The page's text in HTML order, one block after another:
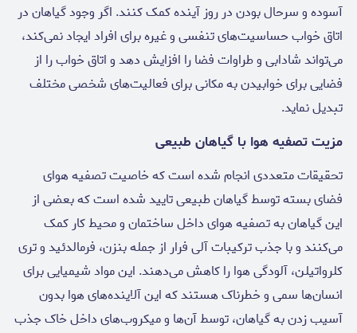
آسوده و سرحال بودن در روز آینده کمک کنند. اگر وجود گیاهان در
اتاق خواب حساسیت‌های تنفسی و غیره برای افراد ایجاد نمی‌کند،
می‌تواند شادابی و طراوات فضا را افزایش دهد و اتاق خواب را از
فضایی برای خوابیدن به مکانی برای فعالیت‌های شخصی مختلف
تبدیل نماید.
مزیت تصفیه‌ هوا با گیاهان طبیعی
تحقیقات متعددی انجام شده است که خاصیت تصفیه‌ هوای
فضای بسته توسط گیاهان طبیعی تایید شده است که بعضی از
این گیاهان به تصفیه‌ هوای داخل ساختمان و محیط کار کمک
می‌کنند و با جذب ترکیبات آلی فرار از جمله بنزن، فرمالدئید و تری
کلرواتیلن، آلودگی هوا را کاهش می‌دهند. این مواد شیمیایی برای
انسان‌ها سمی و خطرناک هستند که این آلاینده‌های هوا بدون
آسیب زدن به گیاهان، توسط آن‌ها و میکروب‌های داخل خاک جذب